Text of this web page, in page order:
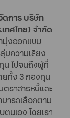
การ บริษัท
ทศไทย) จำกัด
มุ่งออกแบบ
มความเสี่ยง
น ไปจนถึงผู้ที่
ยทั้ง 3 กองทุน
ตราสารหนี้และ
ารถเลือกตาม
ตนเอง โดยเรา